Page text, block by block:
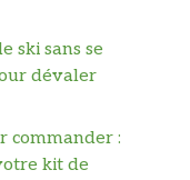
ski sans se
dévaler
commander :
kit de